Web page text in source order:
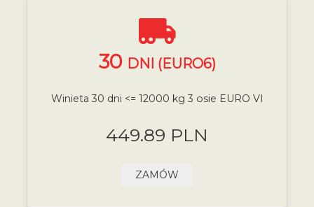
30 DNI (EURO6)
Winieta 30 dni <= 12000 kg 3 osie EURO VI
449.89 PLN
ZAMÓW